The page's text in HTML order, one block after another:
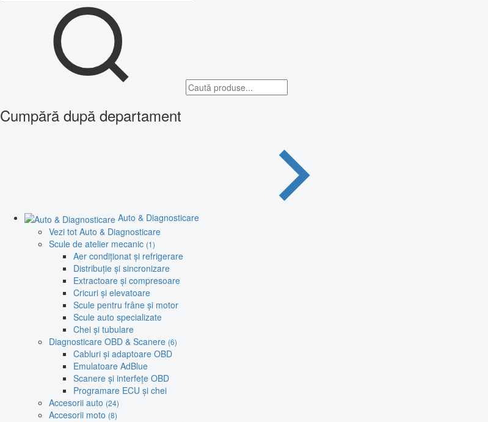
Cumpără după departament
Auto & Diagnosticare
Vezi tot Auto & Diagnosticare
Scule de atelier mecanic (1)
Aer condiționat și refrigerare
Distribuție și sincronizare
Extractoare și compresoare
Cricuri și elevatoare
Scule pentru frâne și motor
Scule auto specializate
Chei și tubulare
Diagnosticare OBD & Scanere (6)
Cabluri și adaptoare OBD
Emulatoare AdBlue
Scanere și interfețe OBD
Programare ECU și chei
Accesorii auto (24)
Accesorii moto (8)